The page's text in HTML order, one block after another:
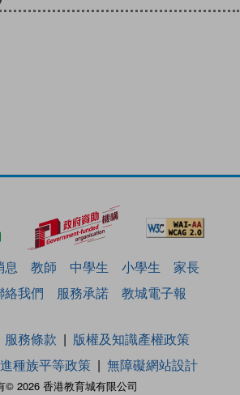
息 教師 中學生 小學生
家長
絡我們 服務承諾 教城電子報
© 2026 香港教育城有限公司
服務條款
版權及知識產權政策
種族平等政策 無障礙網站設計